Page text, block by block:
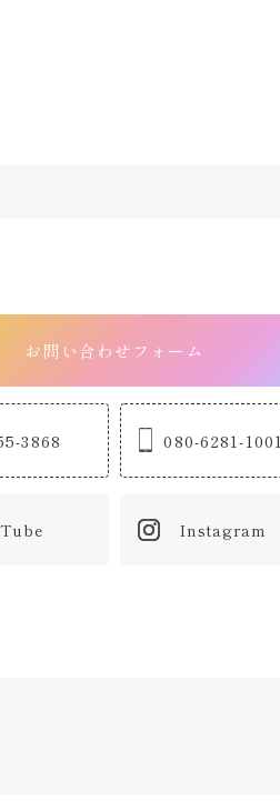
お問い合わせフォーム
3868 080-6281-1001
Instagram